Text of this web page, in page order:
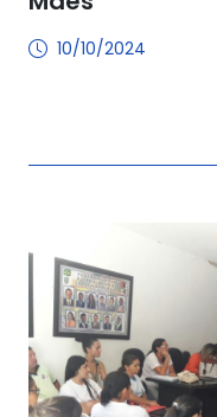
10/10/2024